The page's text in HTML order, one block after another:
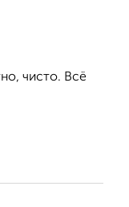
чисто. Всё